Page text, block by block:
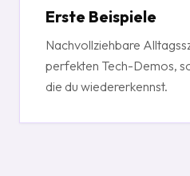
Erste Beispiele
Nachvollziehbare
perfekten Tech-Demos,
die du wiedererkennst.